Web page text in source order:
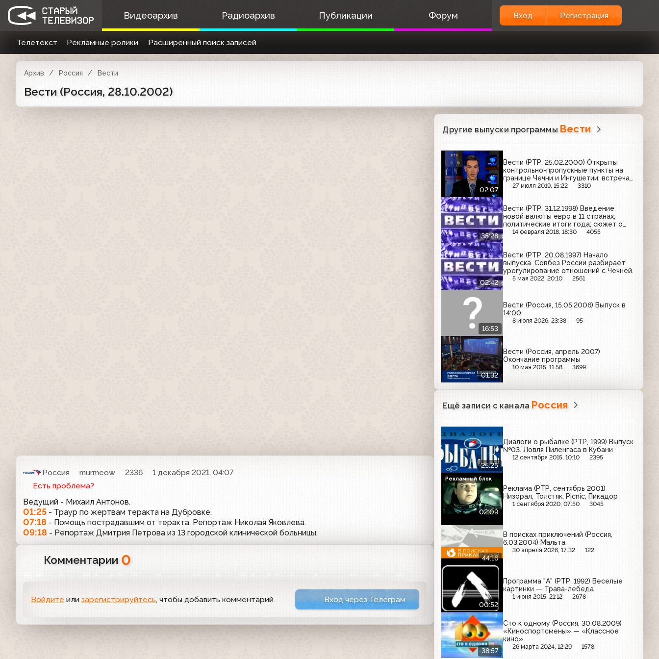
Видеоархив Радиоархив Публикации Форум Вход Регистрация
Телетекст Рекламные ролики Расширенный поиск записей
Архив Россия Вести
Вести (Россия, 28.10.2002)
Россия murmeow 2336
1 декабря 2021, 04:07
Есть проблема?
Ведущий - Михаил Антонов.
01:25 - Траур по жертвам теракта на Дубровке.
07:18 - Помощь пострадавшим от теракта. Репортаж Николая Яковлева.
09:18 - Репортаж Дмитрия Петрова из 13 городской клинической больницы.
Комментарии 0
Войдите или зарегистрируйтесь, чтобы добавить комментарий Вход через Телеграм
Другие выпуски программы Вести
02:07
Вести (РТР, 25.02.2000) Открыты
контрольно-пропускные пункты на
границе Чечни и Ингушетии; встреча
российских властей с Альваро Хиль
27 июля 2019, 15:22 3310
35:28
Вести (РТР, 31.12.1998) Введение
новой валюты евро в 11 странах;
политические итоги года; сюжет о
тех, кто ушёл в 1998 году; юбилей
14 февраля 2018, 18:30 4055
02:42
Вести (РТР, 20.08.1997) Начало
выпуска. Совбез России разбирает
урегулирование отношений с Чечнёй.
5 мая 2022, 20:10 2561
16:53
Вести (Россия, 15.05.2006) Выпуск в
14:00
8 июля 2026, 23:38 95
01:32
Вести (Россия, апрель 2007)
Окончание программы
10 мая 2015, 11:58 3699
Ещё записи с канала Россия
25:25
Диалоги о рыбалке (РТР, 1999) Выпуск
№03. Ловля Пиленгаса в Кубани
12 сентября 2015, 10:10 2395
02:09
Реклама (РТР, сентябрь 2001)
Низорал, Толстяк, Picnic, Пикадор
1 сентября 2020, 07:50 3045
Рекламный блок
44:16
В поисках приключений (Россия,
6.03.2004) Мальта
30 апреля 2026, 17:32 122
00:52
Программа "А" (РТР, 1992) Веселые
картинки — Трава-лебеда
1 июня 2015, 21:12 2678
38:57
Сто к одному (Россия, 30.08.2009)
«Киноспортсмены» — «Классное
кино»
26 марта 2024, 12:29 1578